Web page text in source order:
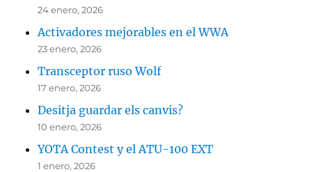
24 enero, 2026
Activadores mejorables en el WWA
23 enero, 2026
Transceptor ruso Wolf
17 enero, 2026
Desitja guardar els canvis?
10 enero, 2026
YOTA Contest y el ATU-100 EXT
1 enero, 2026